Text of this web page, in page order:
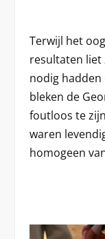
Terwijl het
resultaten liet
nodig hadden
bleken de
foutloos te
waren
homogeen